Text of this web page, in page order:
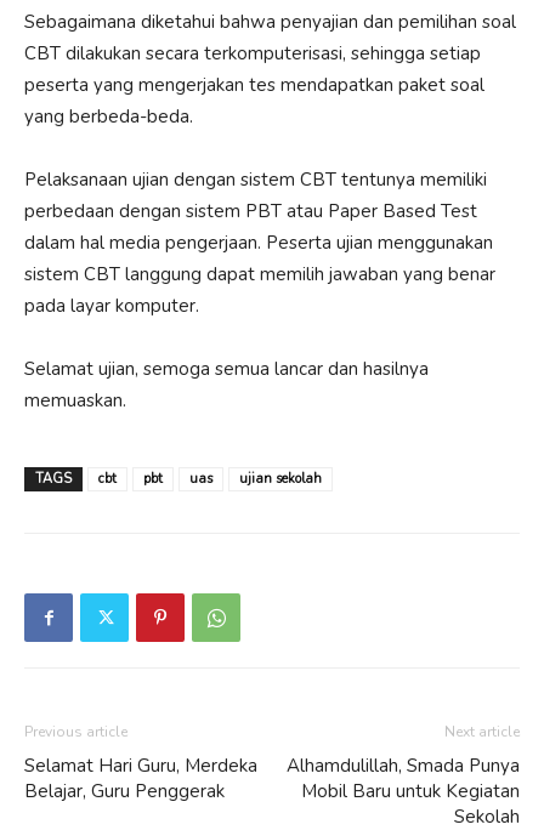
Sebagaimana diketahui bahwa penyajian dan pemilihan soal
CBT dilakukan secara terkomputerisasi, sehingga setiap
peserta yang mengerjakan tes mendapatkan paket soal
yang berbeda-beda.
Pelaksanaan ujian dengan sistem CBT tentunya memiliki
perbedaan dengan sistem PBT atau Paper Based Test
dalam hal media pengerjaan. Peserta ujian menggunakan
sistem CBT langgung dapat memilih jawaban yang benar
pada layar komputer.
Selamat ujian, semoga semua lancar dan hasilnya
memuaskan.
TAGS cbt pbt uas ujian sekolah
Previous article
Selamat Hari Guru, Merdeka
Belajar, Guru Penggerak
Next article
Alhamdulillah, Smada Punya
Mobil Baru untuk Kegiatan
Sekolah